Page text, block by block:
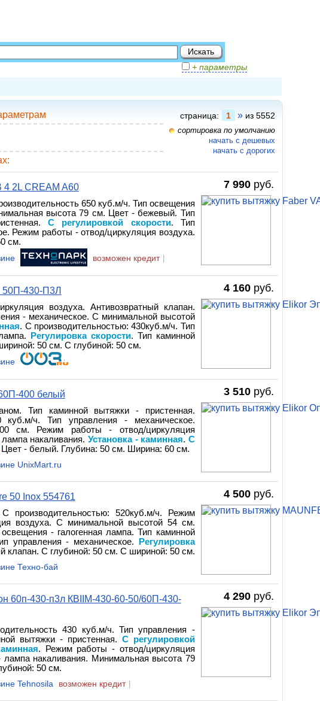
+ параметры
страница: 1 » из 5552
сортировка по умолчанию
начать с дешевых
начать с дорогих
7 990руб.
4 2L CREAM A60
650 куб.м/ч. Тип освещения
высота 79 см. Цвет - бежевый. Тип
С регулировкой скорости. Тип
Режим работы - отвод/циркуляция воздуха.
см.
возможен кредит
4 160руб.
50П-430-П3Л
воздуха. Антивозвратный клапан.
- механическое. С минимальной высотой
. С производительностью: 430куб.м/ч. Тип
Регулировка скорости. Тип каминной
50 см. С глубиной: 50 см.
3 510руб.
400 белый
Тип каминной вытяжки - пристенная.
куб.м/ч. Тип управления - механическое.
см. Режим работы - отвод/циркуляция
накаливания.Установка - каминная. С
- белый. Глубина: 50 см. Ширина: 60 см.
UnixMart.ru
4 500руб.
50 Inox 554761
производительностью: 520куб.м/ч. Режим
воздуха. С минимальной высотой 54 см.
- галогенная лампа. Тип каминной
управления - механическое.
Регулировка
клапан. С глубиной: 50 см. С шириной: 50 см.
Техно-бай
4 290руб.
60п-430-п3л КВIIМ-430-60-50/60П-430-
430 куб.м/ч. Тип управления -
вытяжки - пристенная. С регулировкой
. Режим работы - отвод/циркуляция
лампа накаливания. Минимальная высота 79
50 см.
Tehnosila возможен кредит